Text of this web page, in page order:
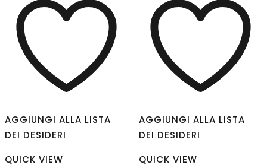
AGGIUNGI ALLA LISTA
DEI DESIDERI
QUICK VIEW
AGGIUNGI ALLA LISTA
DEI DESIDERI
QUICK VIEW